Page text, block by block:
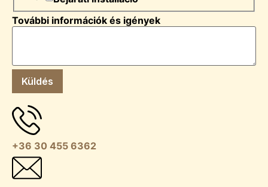
+36 30 455 6362
További információk és igények
Küldés